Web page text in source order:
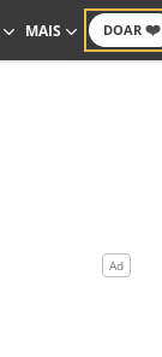
DOAR ❤️
MAIS